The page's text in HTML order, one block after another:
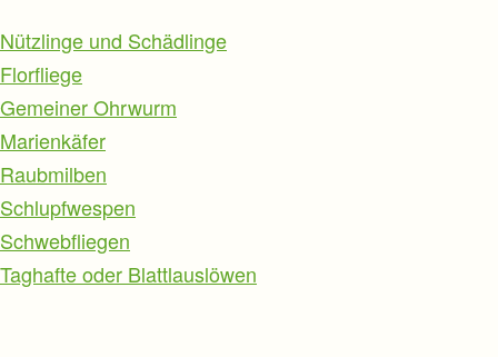
N
a
v
i
g
a
t
i
o
n
ü
b
e
r
Nützlinge und Schädlinge
Florfliege
Gemeiner Ohrwurm
Marienkäfer
Raubmilben
Schlupfwespen
Schwebfliegen
Taghafte oder Blattlauslöwen